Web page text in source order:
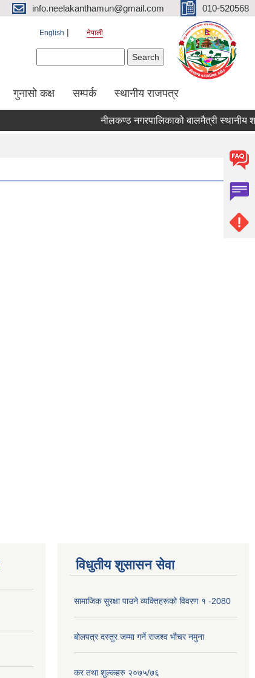
info.neelakanthamun@gmail.com 010-520568
English नेपाली
गुनासो कक्ष सम्पर्क स्थानीय राजपत्र
नीलकण्ठ नगरपालिकाको बालमैत्री स्थानीय
विधुतीय शुसासन सेवा
सामाजिक सुरक्षा पाउने व्यक्तिहरूको विवरण १ -2080
बोलपत्र दस्तुर जम्मा गर्ने राजश्व भौचर नमुना
कर तथा शुल्कहरु २०७५/७६